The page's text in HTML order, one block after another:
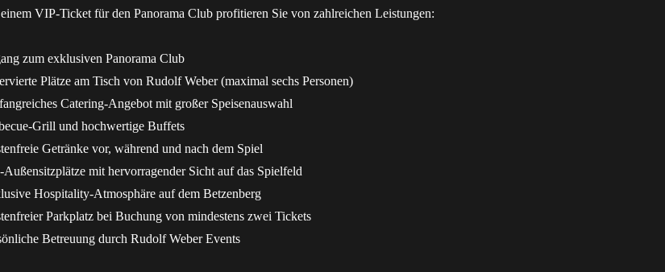
VIP-Ticket für den Panorama Club profitieren Sie von zahlreichen Leistungen:
zum exklusiven Panorama Club
Plätze am Tisch von Rudolf Weber (maximal sechs Personen)
Catering-Angebot mit großer Speisenauswahl
Grill und hochwertige Buffets
Getränke vor, während und nach dem Spiel
Außensitzplätze mit hervorragender Sicht auf das Spielfeld
Hospitality-Atmosphäre auf dem Betzenberg
Parkplatz bei Buchung von mindestens zwei Tickets
Betreuung durch Rudolf Weber Events